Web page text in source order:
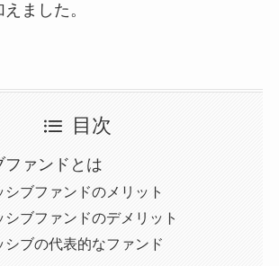
ました。
目次
ファンドとは
シブファンドのメリット
シブファンドのデメリット
シブの代表的なファンド